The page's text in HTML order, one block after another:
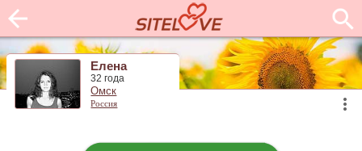
Елена
32 года
Омск
Россия